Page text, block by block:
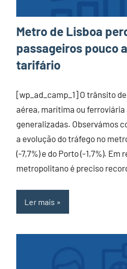
Metro de Lisboa
passageiros pouco
tarifário
[wp_ad_camp_1] O trânsito
aérea, marítima ou
generalizadas. Observámos
a evolução do tráfego no
(-7,7%) e do Porto (-1,7%). Em
metropolitano é preciso
Ler mais